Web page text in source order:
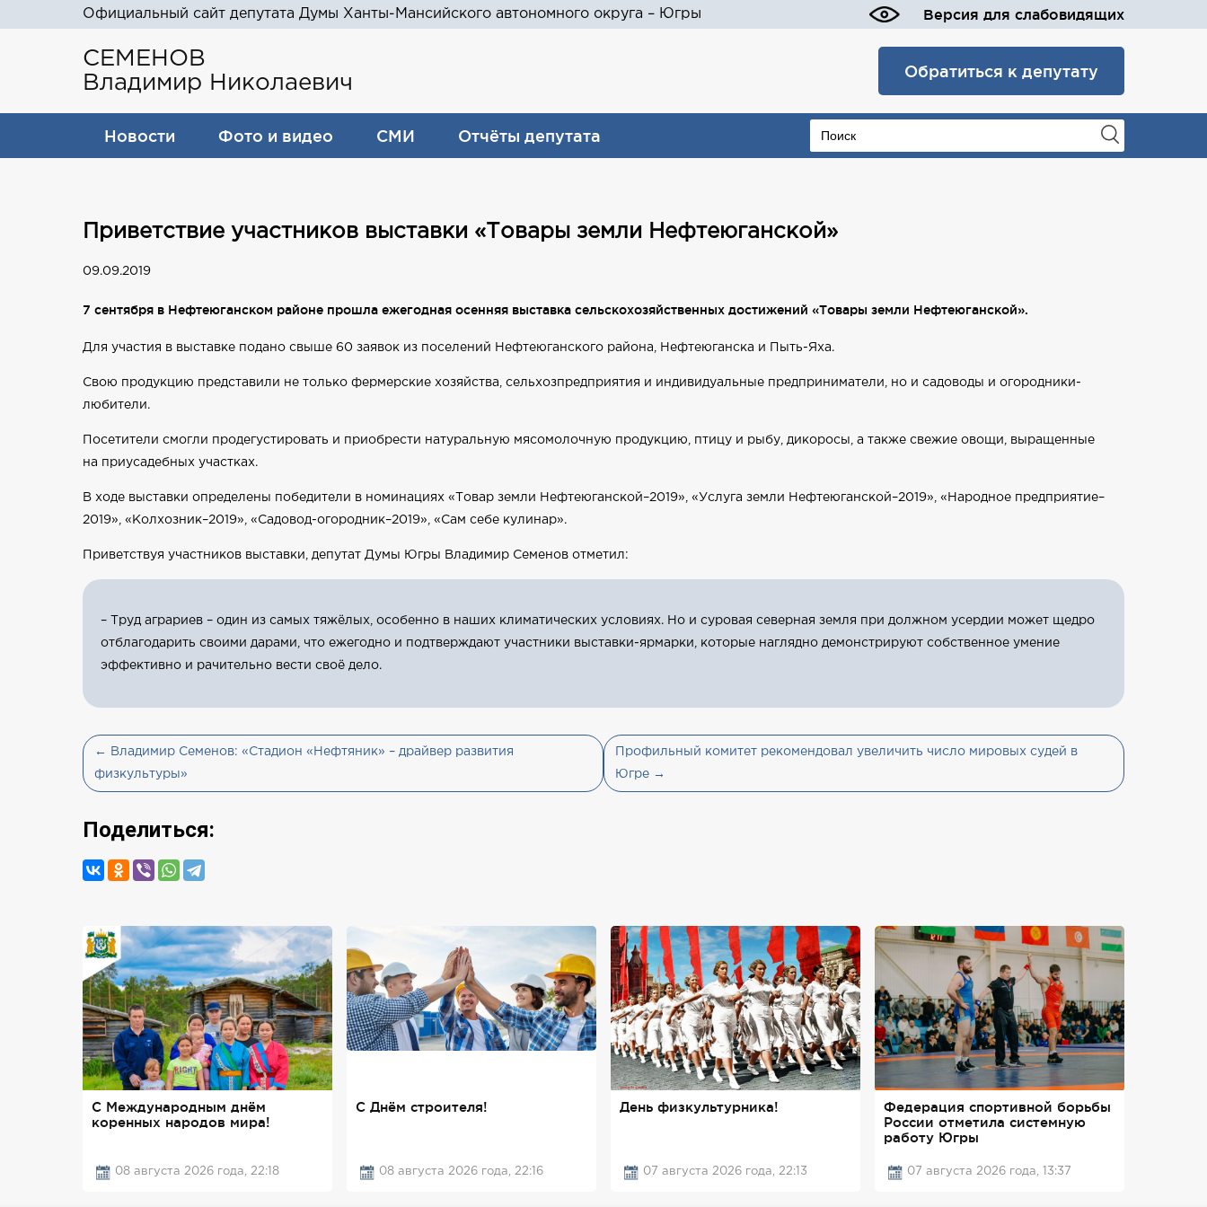
Официальный сайт депутата Думы Ханты-Мансийского автономного округа – Югры Версия для слабовидящих
СЕМЕНОВ
Владимир Николаевич
Обратиться к депутату
Новости Фото и видео СМИ Отчёты депутата
Приветствие участников выставки «Товары земли Нефтеюганской»
09.09.2019
7 сентября в Нефтеюганском районе прошла ежегодная осенняя выставка сельскохозяйственных достижений «Товары земли Нефтеюганской».
Для участия в выставке подано свыше 60 заявок из поселений Нефтеюганского района, Нефтеюганска и Пыть-Яха.
Свою продукцию представили не только фермерские хозяйства, сельхозпредприятия и индивидуальные предприниматели, но и садоводы и огородники-
любители.
Посетители смогли продегустировать и приобрести натуральную мясомолочную продукцию, птицу и рыбу, дикоросы, а также свежие овощи, выращенные
на приусадебных участках.
В ходе выставки определены победители в номинациях «Товар земли Нефтеюганской–2019», «Услуга земли Нефтеюганской–2019», «Народное предприятие–
2019», «Колхозник–2019», «Садовод-огородник–2019», «Сам себе кулинар».
Приветствуя участников выставки, депутат Думы Югры Владимир Семенов отметил:
– Труд аграриев – один из самых тяжёлых, особенно в наших климатических условиях. Но и суровая северная земля при должном усердии может щедро
отблагодарить своими дарами, что ежегодно и подтверждают участники выставки-ярмарки, которые наглядно демонстрируют собственное умение
эффективно и рачительно вести своё дело.
← Владимир Семенов: «Стадион «Нефтяник» – драйвер развития
физкультуры»
Профильный комитет рекомендовал увеличить число мировых судей в
Югре →
Поделиться:
C Международным днём
коренных народов мира!
08 августа 2026 года, 22:18
С Днём строителя!
08 августа 2026 года, 22:16
День физкультурника!
07 августа 2026 года, 22:13
Федерация спортивной борьбы
России отметила системную
работу Югры
07 августа 2026 года, 13:37